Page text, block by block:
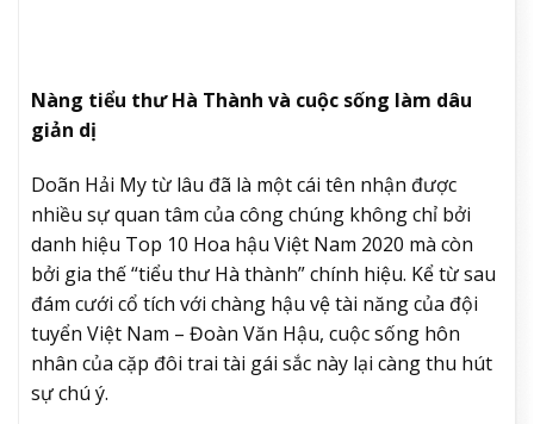
Nàng tiểu thư Hà Thành và cuộc sống làm dâu
giản dị
Doãn Hải My từ lâu đã là một cái tên nhận được
nhiều sự quan tâm của công chúng không chỉ bởi
danh hiệu Top 10 Hoa hậu Việt Nam 2020 mà còn
bởi gia thế “tiểu thư Hà thành” chính hiệu. Kể từ sau
đám cưới cổ tích với chàng hậu vệ tài năng của đội
tuyển Việt Nam – Đoàn Văn Hậu, cuộc sống hôn
nhân của cặp đôi trai tài gái sắc này lại càng thu hút
sự chú ý.